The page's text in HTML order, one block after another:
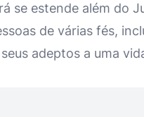
se estende além do
de várias fés,
adeptos a uma